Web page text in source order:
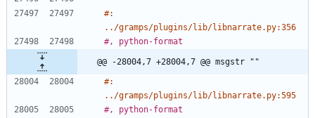
#:
../gramps/plugins/lib/libnarrate.py:356
#, python-format
@@ -28004,7 +28004,7 @@ msgstr ""
#:
../gramps/plugins/lib/libnarrate.py:595
#, python-format